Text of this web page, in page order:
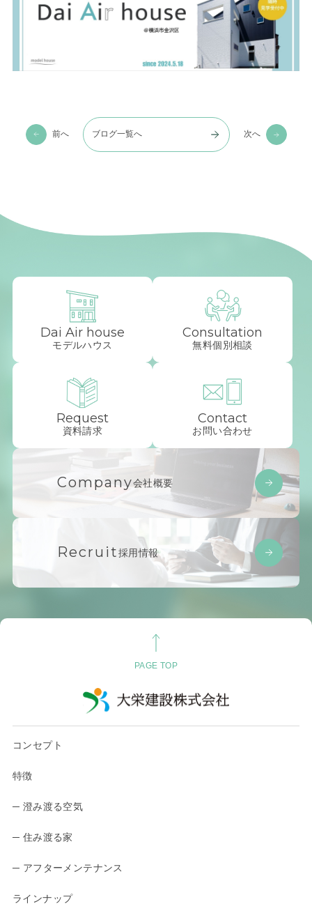
前へ ブログ一覧へ 次へ
Dai Air house
モデルハウス
Consultation
無料個別相談
Request
資料請求
Contact
お問い合わせ
Company会社概要
Recruit採用情報
PAGE TOP
コンセプト
特徴
─ 澄み渡る空気
─ 住み渡る家
─ アフターメンテナンス
ラインナップ